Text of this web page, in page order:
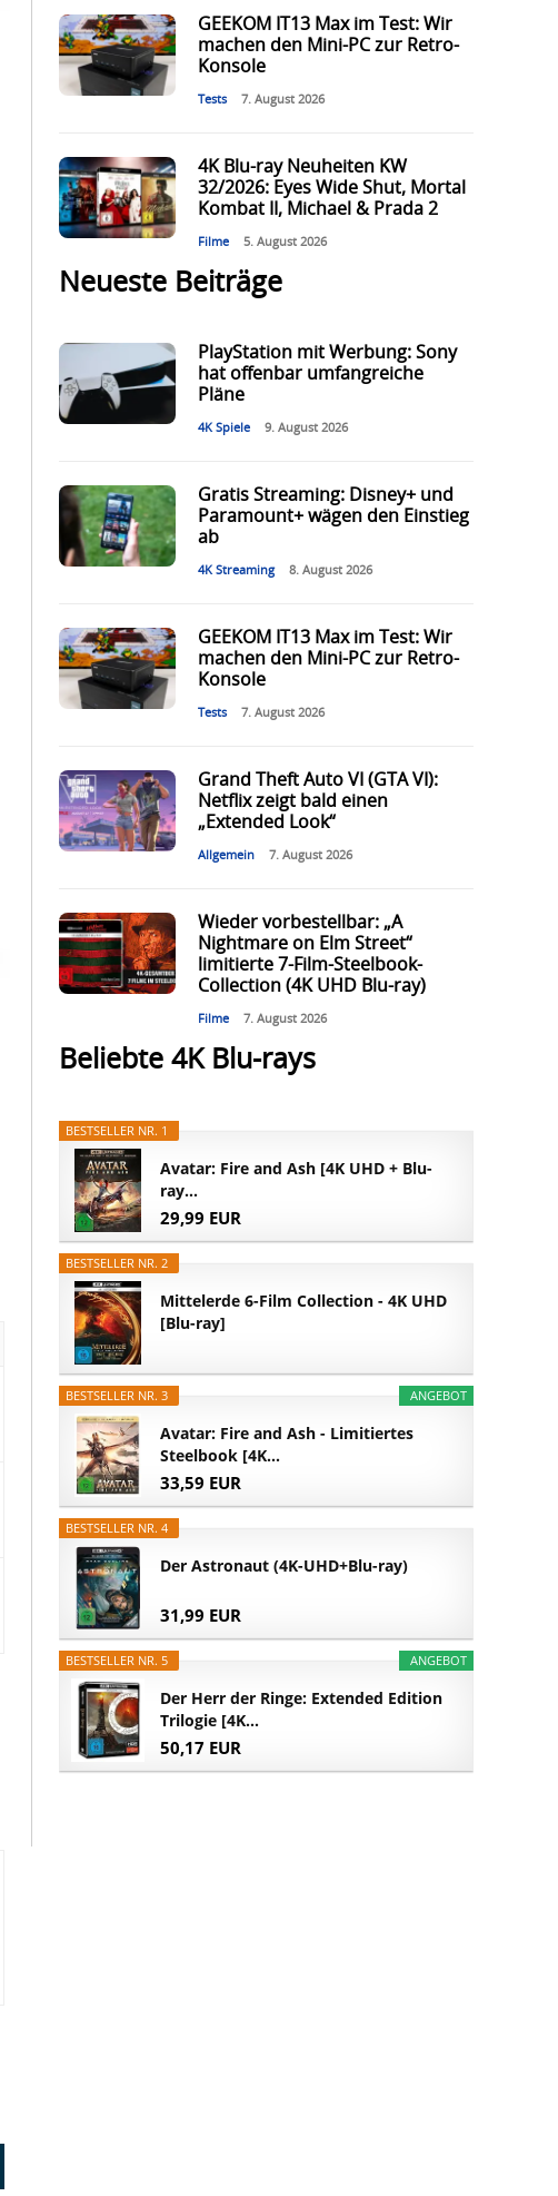
GEEKOM IT13 Max im Test: Wir
machen den Mini-PC zur Retro-
Konsole
Tests 7. August 2026
4K Blu-ray Neuheiten KW
32/2026: Eyes Wide Shut, Mortal
Kombat II, Michael & Prada 2
Filme 5. August 2026
Neueste Beiträge
PlayStation mit Werbung: Sony
hat offenbar umfangreiche
Pläne
4K Spiele 9. August 2026
Gratis Streaming: Disney+ und
Paramount+ wägen den Einstieg
ab
4K Streaming 8. August 2026
GEEKOM IT13 Max im Test: Wir
machen den Mini-PC zur Retro-
Konsole
Tests 7. August 2026
Grand Theft Auto VI (GTA VI):
Netflix zeigt bald einen
„Extended Look“
Allgemein 7. August 2026
Wieder vorbestellbar: „A
Nightmare on Elm Street“
limitierte 7-Film-Steelbook-
Collection (4K UHD Blu-ray)
Filme 7. August 2026
Beliebte 4K Blu-rays
BESTSELLER NR. 1
Avatar: Fire and Ash [4K UHD + Blu-
ray...
29,99 EUR
BESTSELLER NR. 2
Mittelerde 6-Film Collection - 4K UHD
[Blu-ray]
ANGEBOT
BESTSELLER NR. 3
Avatar: Fire and Ash - Limitiertes
Steelbook [4K...
33,59 EUR
BESTSELLER NR. 4
Der Astronaut (4K-UHD+Blu-ray)
31,99 EUR
ANGEBOT
BESTSELLER NR. 5
Der Herr der Ringe: Extended Edition
Trilogie [4K...
50,17 EUR